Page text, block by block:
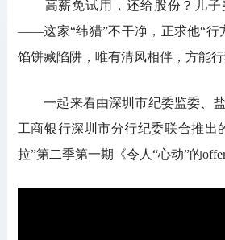
高薪免试用，还给股份？儿子
——这家“纬猎”不干净，正求他“行
馅饼藏陷阱，唯有清风相伴，方能行
一起来看由深圳市纪委监委、盐
工商银行深圳市分行纪委联合推出
拉”第二季第一期《令人“心动”的offer